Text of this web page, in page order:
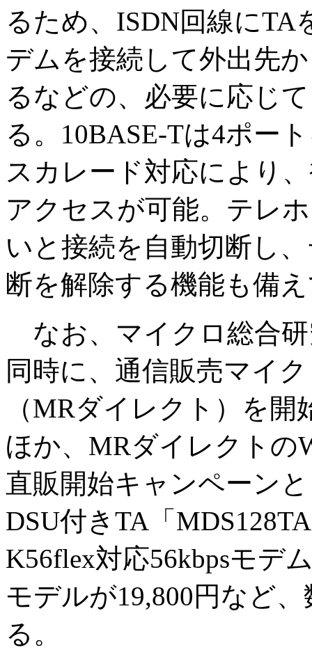
るため、ISDN回線に
デムを接続して外出先
るなどの、必要に応じ
る。10BASE-Tは4ポー
スカレード対応により
アクセスが可能。 テレ
いと接続を自動切断し
断を解除する機能も備
なお、マイクロ総合研
同時に、通信販売マイ
（MRダイレクト）を
ほか、MRダイレクトの
直販開始キャンペーン
DSU付きTA「
K56flex対応56kbpsモデ
モデルが19,800円など
る。